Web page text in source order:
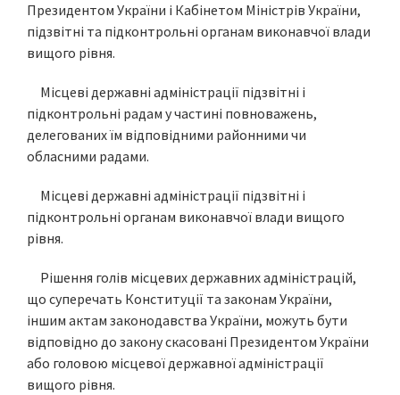
Президентом України і Кабінетом Міністрів України,
підзвітні та підконтрольні органам виконавчої влади
вищого рівня.
Місцеві державні адміністрації підзвітні і
підконтрольні радам у частині повноважень,
делегованих їм відповідними районними чи
обласними радами.
Місцеві державні адміністрації підзвітні і
підконтрольні органам виконавчої влади вищого
рівня.
Рішення голів місцевих державних адміністрацій,
що суперечать Конституції та законам України,
іншим актам законодавства України, можуть бути
відповідно до закону скасовані Президентом України
або головою місцевої державної адміністрації
вищого рівня.